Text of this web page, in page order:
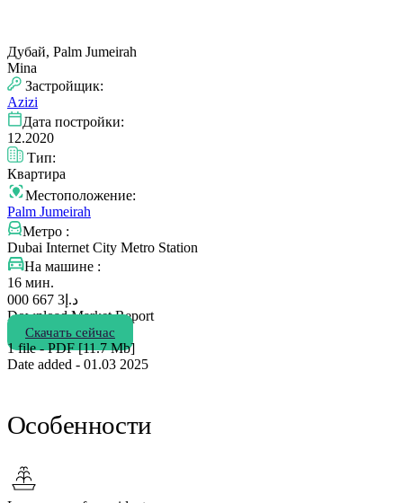
Дубай, Palm Jumeirah
Mina
Застройщик:
Azizi
Дата постройки:
12.2020
Тип:
Квартира
Местоположение:
Palm Jumeirah
Метро :
Dubai Internet City Metro Station
На машине :
16 мин.
د.إ 3 667 000
Download Market Report
Скачать сейчас
1 file - PDF [11.7 Мb]
Date added - 01.03 2025
Особенности